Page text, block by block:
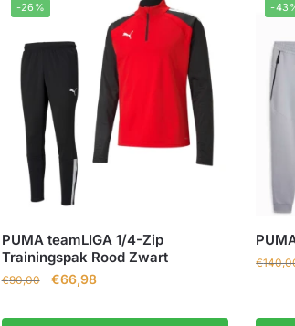
-26%
PUMA teamLIGA 1/4-Zip
Trainingspak Rood Zwart
€90,00 €66,98
-
€